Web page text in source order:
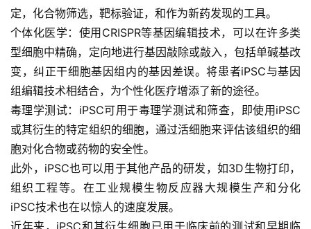
定，化合物筛选，靶标验证，和作为新药发现的工具。
个体化医学：使用CRISPR等基因编辑技术，可以在许多类
型细胞中精确，定向地进行基因敲除或敲入，包括单碱基改
变，纠正干细胞基因组内的基因差误。将患者iPSC与基因
组编辑技术相结合，为个性化医疗增添了新的途径。
毒理学测试：iPSC可用于毒理学测试和筛查，即使用iPSC
或其衍生的特定组织的细胞，通过活细胞来评估该组织的细
胞对化合物或药物的安全性。
此外，iPSC也可以用于其他产品的研发，如3D生物打印，
组织工程等。在工业规模生物反应器大规模生产和分化
iPSC技术也在以惊人的速度发展。